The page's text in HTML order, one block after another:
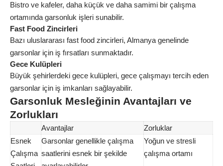
Bistro ve kafeler, daha küçük ve daha samimi bir çalışma
ortamında garsonluk işleri sunabilir.
Fast Food Zincirleri
Bazı uluslararası fast food zincirleri, Almanya genelinde
garsonlar için iş fırsatları sunmaktadır.
Gece Kulüpleri
Büyük şehirlerdeki gece kulüpleri, gece çalışmayı tercih eden
garsonlar için iş imkanları sağlayabilir.
Garsonluk Mesleğinin Avantajları ve
Zorlukları
Avantajlar
Zorluklar
Esnek
Çalışma
Garsonlar genellikle çalışma
saatlerini esnek bir şekilde
Yoğun ve stresli
çalışma ortamı